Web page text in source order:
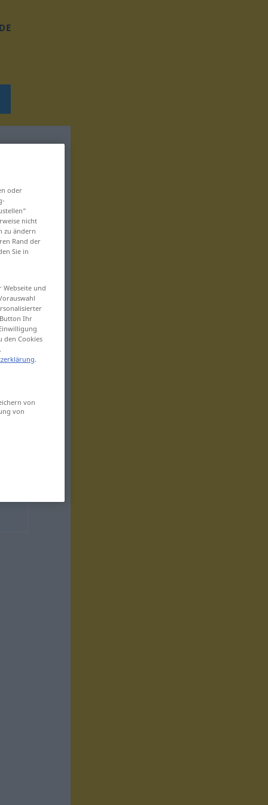
DE
oder
nicht
zu ändern
Rand der
Sie in
und
Ihr
den Cookies
.
von
von